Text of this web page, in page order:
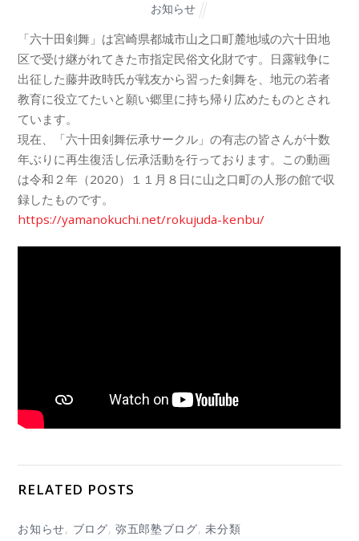
お知らせ
「六十田剣舞」は宮崎県都城市山之口町麓地域の六十田地
区で受け継がれてきた市指定民俗文化財です。 日露戦争に
出征した藤井政時氏が戦友から習った剣舞を、地元の若者
教育に役立てたいと願い郷里に持ち帰り広めたものとされ
ています。
現在、「六十田剣舞伝承サークル」の有志の皆さんが十数
年ぶりに再生復活し伝承活動を行っております。この動画
は令和２年（2020）１１月８日に山之口町の人形の館で収
録したものです。
https://yamanokuchi.net/rokujuda-kenbu/
RELATED POSTS
お知らせ, ブログ, 弥五郎塾ブログ,未分類